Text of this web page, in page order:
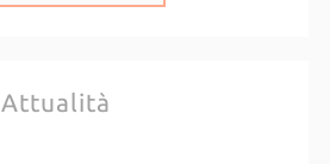
Attualità